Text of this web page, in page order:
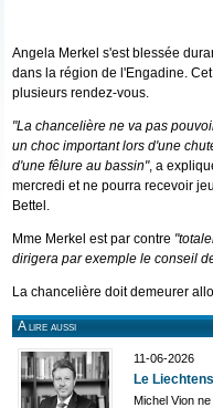
Angela Merkel s'est blessée
dans la région de l'Engadine.
plusieurs rendez-vous.
"La chancelière ne va pas
un choc important lors d'une
d'une fêlure au bassin", a
mercredi et ne pourra recevoir
Bettel.
Mme Merkel est par contre
dirigera par exemple le conseil
La chancelière doit demeurer
A lire aussi
11-06-2026
Le
Michel Vion